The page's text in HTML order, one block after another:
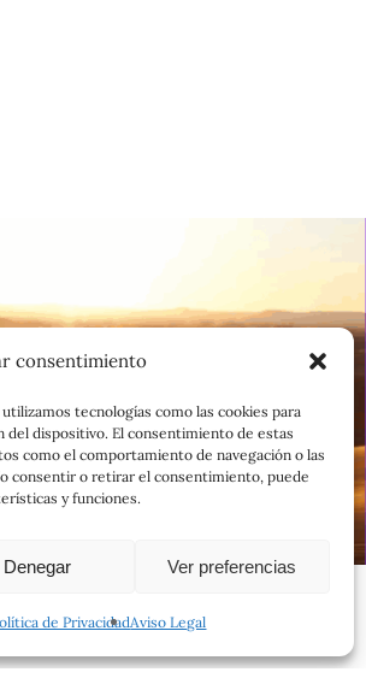
consentimiento
tecnologías como las cookies para
del dispositivo. El consentimiento de estas
como el comportamiento de navegación o las
consentir o retirar el consentimiento, puede
y funciones.
Denegar Ver preferencias
de PrivacidadAviso Legal